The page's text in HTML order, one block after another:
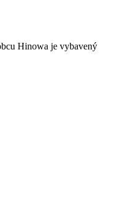
Hinowa je vybavený